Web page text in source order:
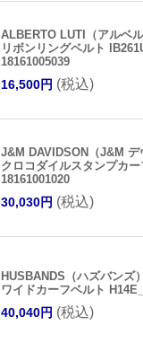
ALBERTO LUTI（アルベル
リボンリングベルト
18161005039
16,500円 (税込)
J&M DAVIDSON（J&M デ
クロコダイルスタンプカ
18161001020
30,030円 (税込)
HUSBANDS（ハズバンズ）
ワイドカーフベルト
40,040円 (税込)